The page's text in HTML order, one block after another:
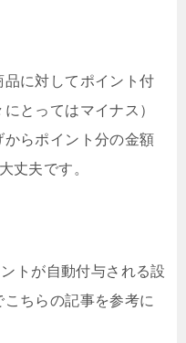
品に対してポイント付
とってはマイナス）
らポイント分の金額
丈夫です。
トが自動付与される設
ちらの記事を参考に